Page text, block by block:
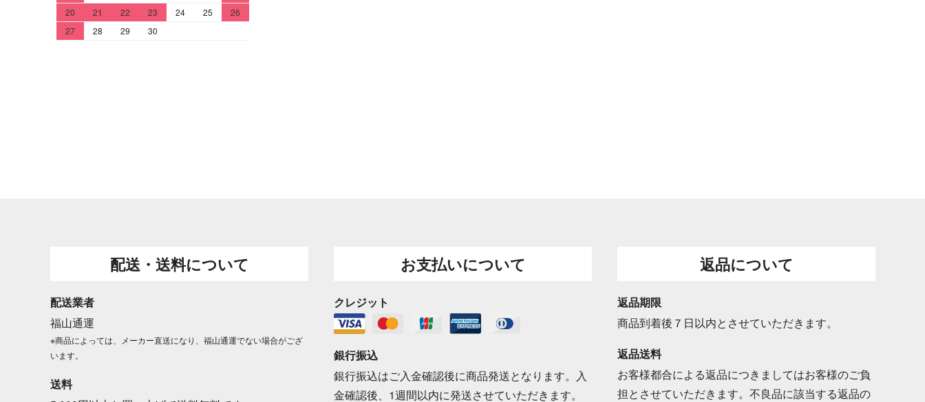
20
21 22 23 24 25
26
27
28 29 30
配送・送料について
配送業者
福山通運
※商品によっては、メーカー直送になり、福山通運でない場合がござ
います。
送料
お支払いについて
クレジット
銀行振込
銀行振込はご入金確認後に商品発送となります。入
金確認後、1週間以内に発送させていただきます。
返品について
返品期限
商品到着後７日以内とさせていただきます。
返品送料
お客様都合による返品につきましてはお客様のご負
担とさせていただきます。不良品に該当する返品の